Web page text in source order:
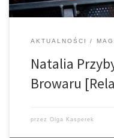
AKTUALNOŚCI
Natalia
Browaru
przez Olga Kasperek